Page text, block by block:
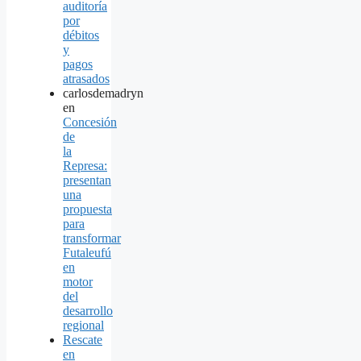
auditoría
por
débitos
y
pagos
atrasados
carlosdemadryn
en
Concesión
de
la
Represa:
presentan
una
propuesta
para
transformar
Futaleufú
en
motor
del
desarrollo
regional
Rescate
en